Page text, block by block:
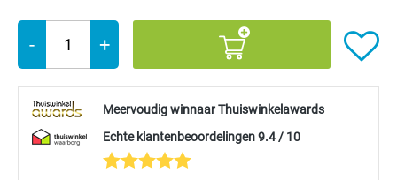
- +
Meervoudig winnaar Thuiswinkelawards
Echte klantenbeoordelingen 9.4 / 10